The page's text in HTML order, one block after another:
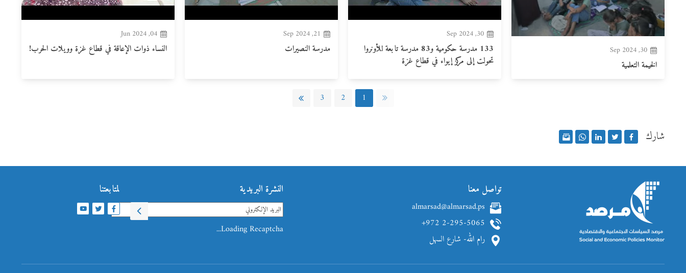
30, Sep 2024
الخيمة التعلمية
30, Sep 2024
133 مدرسة حكومية و83 مدرسة تابعة للأونروا
تحولت إلى مركز إيواء في قطاع غزة
21, Sep 2024
مدرسة النصيرات
04, Jun 2024
النساء ذوات الإعاقة في قطاع غزة وويلات الحرب!
1
2
3
شارك
تواصل معنا
almarsad@almarsad.ps
+972 2-295-5065
رام الله- شارع السهل
النشرة البريدية
Loading Recaptcha...
لمتابعتنا